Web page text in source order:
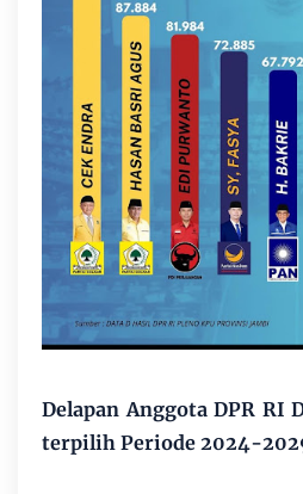
Delapan Anggota DPR RI
terpilih Periode 2024-